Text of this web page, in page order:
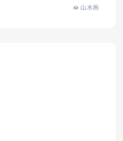
山水画